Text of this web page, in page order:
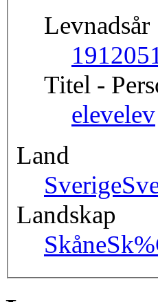
Levnadsår
Titel -
elevelev
Land
Sverige
Landskap
Skåne